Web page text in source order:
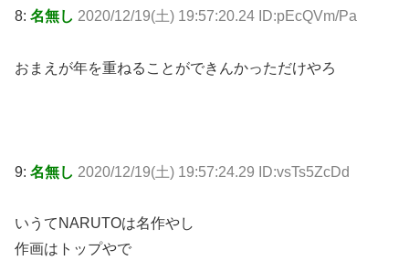
8: 名無し 2020/12/19(土) 19:57:20.24 ID:pEcQVm/Pa
おまえが年を重ねることができんかっただけやろ
9: 名無し 2020/12/19(土) 19:57:24.29 ID:vsTs5ZcDd
いうてNARUTOは名作やし
作画はトップやで